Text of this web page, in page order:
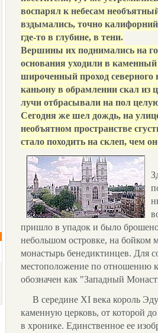
воспарял к небесам
вздымались, точно
где-то в глубине, в тени.
Вершины их поднимались на
основания уходили в
широченный проход северного
каньону в обрамлении скал из
лучи отбрасывали на пол
Сегодня же шел дождь, на
необъятном пространстве
стало походить на склеп, чем
пришло в упадок и было
небольшом островке, на бойком
монастырь бенедиктинцев. Для
местоположение по отношению
обозначен как "Западный
В середине XI века король
каменную церковь, от которой
в хронике. Единственное ее